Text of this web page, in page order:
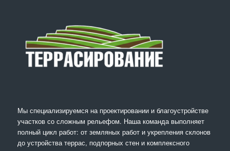
Мы специализируемся на проектировании и благоустройстве
участков со сложным рельефом. Наша команда выполняет
полный цикл работ: от земляных работ и укрепления склонов
до устройства террас, подпорных стен и комплексного